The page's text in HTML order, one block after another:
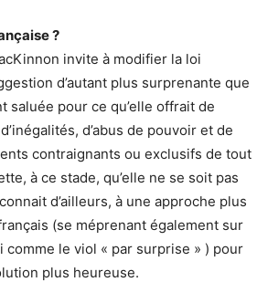
?
invite à modifier la loi
d’autant plus surprenante que
pour ce qu’elle offrait de
d’abus de pouvoir et de
contraignants ou exclusifs de tout
à ce stade, qu’elle ne se soit pas
d’ailleurs, à une approche plus
(se méprenant également sur
le viol « par surprise » ) pour
plus heureuse.